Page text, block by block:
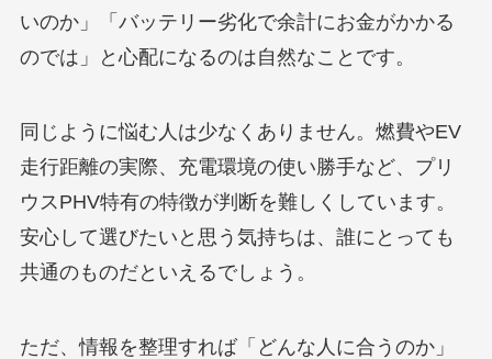
いのか」「バッテリー劣化で余計にお金がかかる
のでは」と心配になるのは自然なことです。
同じように悩む人は少なくありません。燃費やEV
走行距離の実際、充電環境の使い勝手など、プリ
ウスPHV特有の特徴が判断を難しくしています。
安心して選びたいと思う気持ちは、誰にとっても
共通のものだといえるでしょう。
ただ、情報を整理すれば「どんな人に合うのか」